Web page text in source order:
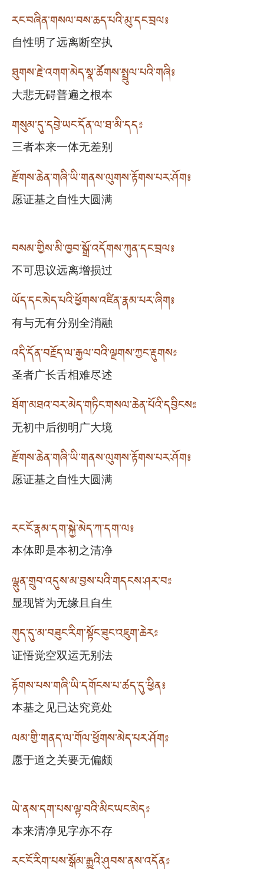
རང་བཞིན་གསལ་བས་ཆད་པའི་མུ་དང་བྲལ༔
自性明了远离断空执
ཐུགས་རྗེ་འགག་མེད་སྣ་ཚོགས་སྤྲུལ་པའི་གཞི༔
大悲无碍普遍之根本
གསུམ་དུ་དབྱེ་ཡང་དོན་ལ་ཐ་མི་དད༔
三者本来一体无差别
རྫོགས་ཆེན་གཞི་ཡི་གནས་ལུགས་རྟོགས་པར་ཤོག༔
愿证基之自性大圆满
བསམ་གྱིས་མི་ཁྱབ་སྒྲོ་འདོགས་ཀུན་དང་བྲལ༔
不可思议远离增损过
ཡོད་དང་མེད་པའི་ཕྱོགས་འཛིན་རྣམ་པར་ཞིག༔
有与无有分别全消融
འདི་དོན་བརྗོད་ལ་རྒྱལ་བའི་ལྗགས་ཀྱང་རྡུགས༔
圣者广长舌相难尽述
ཐོག་མཐའ་བར་མེད་གཏིང་གསལ་ཆེན་པོའི་དབྱིངས༔
无初中后彻明广大境
རྫོགས་ཆེན་གཞི་ཡི་གནས་ལུགས་རྟོགས་པར་ཤོག༔
愿证基之自性大圆满
རང་ངོ་རྣམ་དག་སྐྱེ་མེད་ཀ་དག་ལ༔
本体即是本初之清净
ལྷུན་གྲུབ་འདུས་མ་བྱས་པའི་གདངས་ཤར་བ༔
显现皆为无缘且自生
གུད་དུ་མ་བཟུང་རིག་སྟོང་ཟུང་འཇུག་ཆེར༔
证悟觉空双运无别法
རྟོགས་པས་གཞི་ཡི་དགོངས་པ་ཚད་དུ་ཕྱིན༔
本基之见已达究竟处
ལམ་གྱི་གནད་ལ་གོལ་ཕྱོགས་མེད་པར་ཤོག༔
愿于道之关要无偏颇
ཡེ་ནས་དག་པས་ལྟ་བའི་མིང་ཡང་མེད༔
本来清净见字亦不存
རང་ངོ་རིག་པས་སྒོམ་རྒྱུའི་ཤུབས་ནས་འདོན༔